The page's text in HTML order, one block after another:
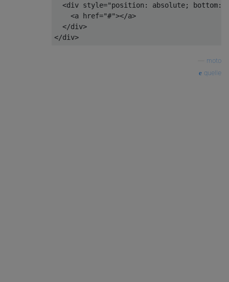
<div style="position: absolute; bottom:
<a href="#"></a>
</div>
</div>
moto
quelle